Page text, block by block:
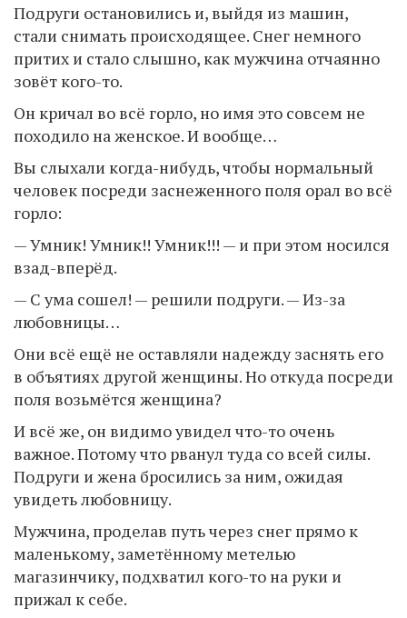
Подруги остановились и, выйдя из машин,
стали снимать происходящее. Снег немного
притих и стало слышно, как мужчина отчаянно
зовёт кого-то.
Он кричал во всё горло, но имя это совсем не
походило на женское. И вообще…
Вы слыхали когда-нибудь, чтобы нормальный
человек посреди заснеженного поля орал во всё
горло:
— Умник! Умник!! Умник!!! — и при этом носился
взад-вперёд.
— С ума сошел! — решили подруги. — Из-за
любовницы…
Они всё ещё не оставляли надежду заснять его
в объятиях другой женщины. Но откуда посреди
поля возьмётся женщина?
И всё же, он видимо увидел что-то очень
важное. Потому что рванул туда со всей силы.
Подруги и жена бросились за ним, ожидая
увидеть любовницу.
Мужчина, проделав путь через снег прямо к
маленькому, заметённому метелью
магазинчику, подхватил кого-то на руки и
прижал к себе.